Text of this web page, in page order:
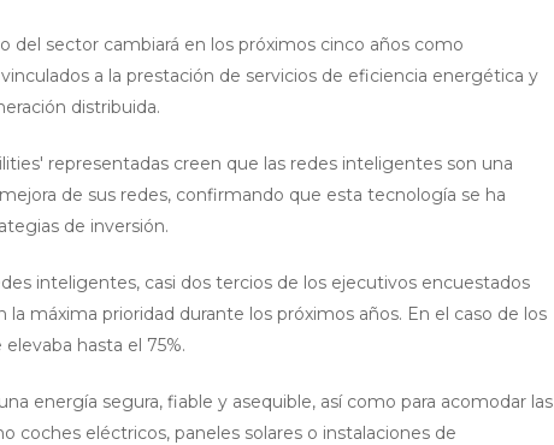
sector cambiará en los próximos cinco años como
a la prestación de servicios de eficiencia energética y
distribuida.
representadas creen que las redes inteligentes son una
de sus redes, confirmando que esta tecnología se ha
de inversión.
inteligentes, casi dos tercios de los ejecutivos encuestados
máxima prioridad durante los próximos años. En el caso de los
hasta el 75%.
energía segura, fiable y asequible, así como para acomodar las
coches eléctricos, paneles solares o instalaciones de